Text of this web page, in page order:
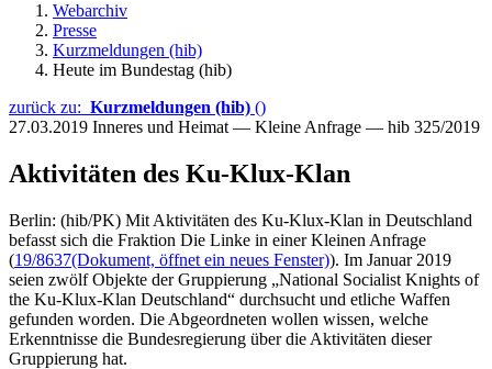
Webarchiv
Presse
Kurzmeldungen (hib)
Heute im Bundestag (hib)
zurück zu: Kurzmeldungen (hib) ()
27.03.2019 Inneres und Heimat — Kleine Anfrage — hib 325/2019
Aktivitäten des Ku-Klux-Klan
Berlin: (hib/PK) Mit Aktivitäten des Ku-Klux-Klan in Deutschland
befasst sich die Fraktion Die Linke in einer Kleinen Anfrage
(19/8637(Dokument, öffnet ein neues Fenster)). Im Januar 2019
seien zwölf Objekte der Gruppierung „National Socialist Knights of
the Ku-Klux-Klan Deutschland“ durchsucht und etliche Waffen
gefunden worden. Die Abgeordneten wollen wissen, welche
Erkenntnisse die Bundesregierung über die Aktivitäten dieser
Gruppierung hat.